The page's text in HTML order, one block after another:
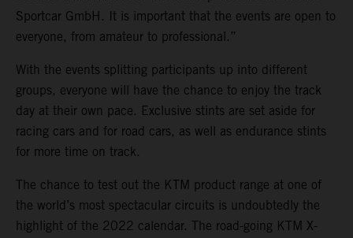
Sportcar GmbH. It is important that the events are open to
everyone, from amateur to professional.”
With the events splitting participants up into different
groups, everyone will have the chance to enjoy the track
day at their own pace. Exclusive stints are set aside for
racing cars and for road cars, as well as endurance stints
for more time on track.
The chance to test out the KTM product range at one of
the world’s most spectacular circuits is undoubtedly the
highlight of the 2022 calendar. The road-going KTM X-